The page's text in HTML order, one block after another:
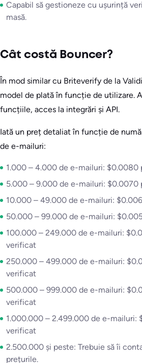
Capabil să gestioneze cu ușurință
masă.
Cât costă Bouncer?
În mod similar cu Briteverify de la
model de plată în funcție de utilizare.
funcțiile, acces la integrări și API.
Iată un preț detaliat în funcție de
de e-mailuri:
1.000 – 4.000 de e-mailuri:
5.000 – 9.000 de e-mailuri:
10.000 – 49.000 de e-mailuri:
50.000 – 99.000 de e-mailuri:
100.000 – 249.000 de e-mailuri:
verificat
250.000 – 499.000 de e-mailuri:
verificat
500.000 – 999.000 de e-mailuri:
verificat
1.000.000 – 2.499.000 de e-mailuri:
verificat
2.500.000 și peste: Trebuie să îi
prețurile.